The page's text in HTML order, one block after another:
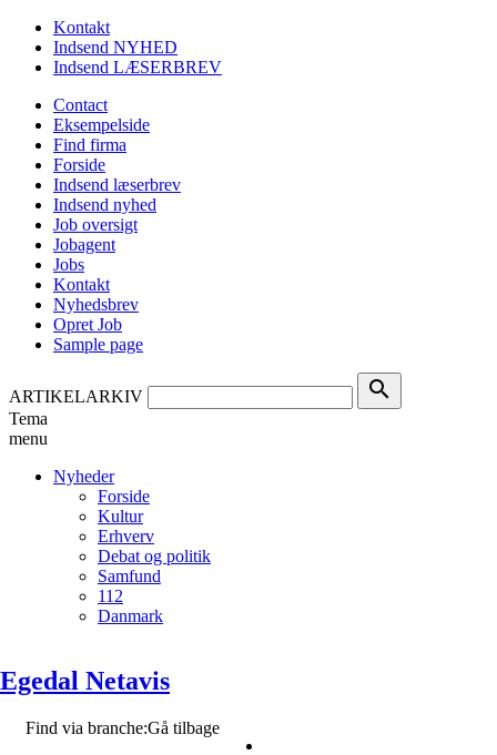
Kontakt
Indsend NYHED
Indsend LÆSERBREV
Contact
Eksempelside
Find firma
Forside
Indsend læserbrev
Indsend nyhed
Job oversigt
Jobagent
Jobs
Kontakt
Nyhedsbrev
Opret Job
Sample page
ARTIKELARKIV search
Tema
menu
Nyheder
Forside
Kultur
Erhverv
Debat og politik
Samfund
112
Danmark
Egedal Netavis
Find via branche:Gå tilbage